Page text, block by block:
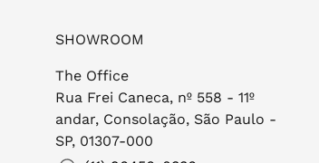
SHOWROOM
The Office
Rua Frei Caneca, nº 558 - 11º
andar, Consolação, São Paulo -
SP, 01307-000